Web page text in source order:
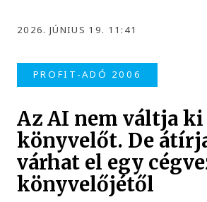
2026. JÚNIUS 19. 11:41
PROFIT-ADÓ 2006
Az AI nem váltja ki
könyvelőt. De
várhat el egy
könyvelőjétől